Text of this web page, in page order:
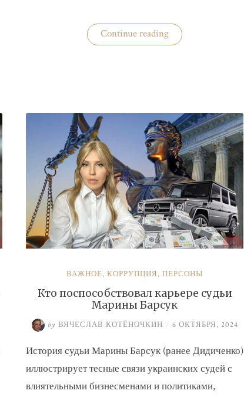
Continue reading«Украина
практически
ВАЖНОЕ, КОРРУПЦИЯ, ПЕРСОНЫ
Кто поспособствовал карьере судьи
Марины Барсук
by ВЯЧЕСЛАВ КОТЁНОЧКИН / 6 ОКТЯБРЯ, 2024
История судьи Марины Барсук (ранее Дидиченко)
иллюстрирует тесные связи украинских судей с
влиятельными бизнесменами и политиками,